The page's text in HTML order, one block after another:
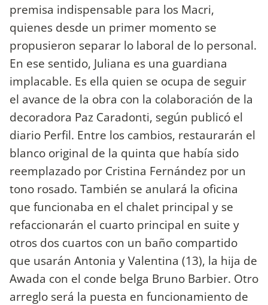
premisa indispensable para los Macri,
quienes desde un primer momento se
propusieron separar lo laboral de lo personal.
En ese sentido, Juliana es una guardiana
implacable. Es ella quien se ocupa de seguir
el avance de la obra con la colaboración de la
decoradora Paz Caradonti, según publicó el
diario Perfil. Entre los cambios, restaurarán el
blanco original de la quinta que había sido
reemplazado por Cristina Fernández por un
tono rosado. También se anulará la oficina
que funcionaba en el chalet principal y se
refaccionarán el cuarto principal en suite y
otros dos cuartos con un baño compartido
que usarán Antonia y Valentina (13), la hija de
Awada con el conde belga Bruno Barbier. Otro
arreglo será la puesta en funcionamiento de